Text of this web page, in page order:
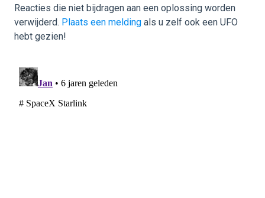
Reacties die niet bijdragen aan een oplossing worden
verwijderd. Plaats een melding als u zelf ook een UFO
hebt gezien!